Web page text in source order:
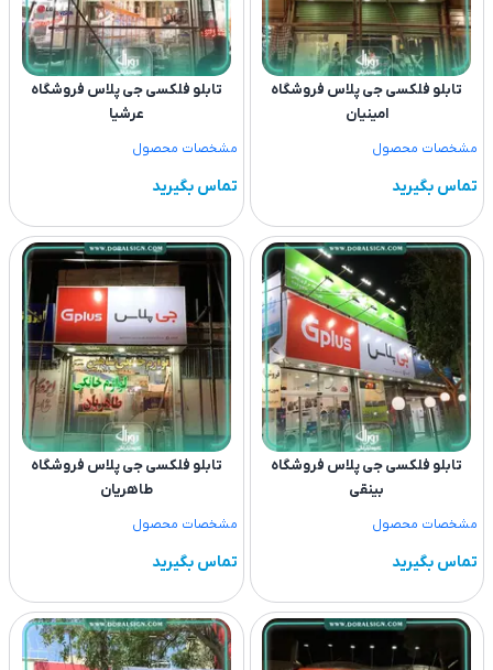
تابلو فلکسی جی پلاس فروشگاه
امینیان
مشخصات محصول
تماس بگیرید
تابلو فلکسی جی پلاس فروشگاه
عرشیا
مشخصات محصول
تماس بگیرید
تابلو فلکسی جی پلاس فروشگاه
بینقی
مشخصات محصول
تماس بگیرید
تابلو فلکسی جی پلاس فروشگاه
طاهریان
مشخصات محصول
تماس بگیرید